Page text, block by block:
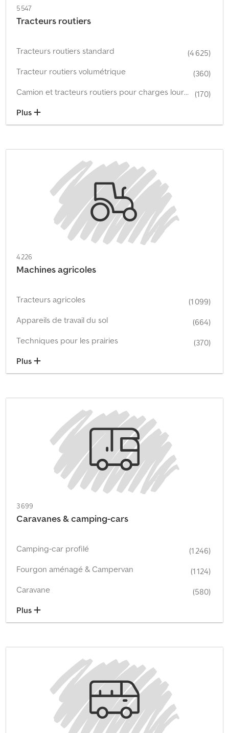
5 547
Tracteurs routiers
Tracteurs routiers standard
(4 625)
Tracteur routiers volumétrique
(360)
Camion et tracteurs routiers pour charges lourdes
(170)
Plus
4 226
Machines agricoles
Tracteurs agricoles
(1 099)
Appareils de travail du sol
(664)
Techniques pour les prairies
(370)
Plus
3 699
Caravanes & camping-cars
Camping-car profilé
(1 246)
Fourgon aménagé & Campervan
(1 124)
Caravane
(580)
Plus